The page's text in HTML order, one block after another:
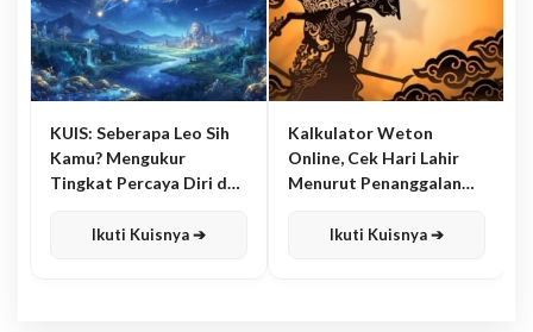
KUIS: Seberapa Leo Sih
Kamu? Mengukur
Tingkat Percaya Diri dan
Ikuti Kuisnya ➔
Kalkulator Weton
Online, Cek Hari Lahir
Menurut Penanggalan
Ikuti Kuisnya ➔